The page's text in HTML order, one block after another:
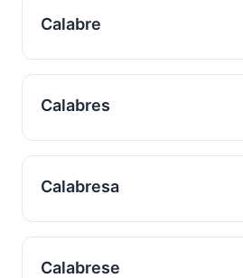
Calabre
Calabres
Calabresa
Calabrese